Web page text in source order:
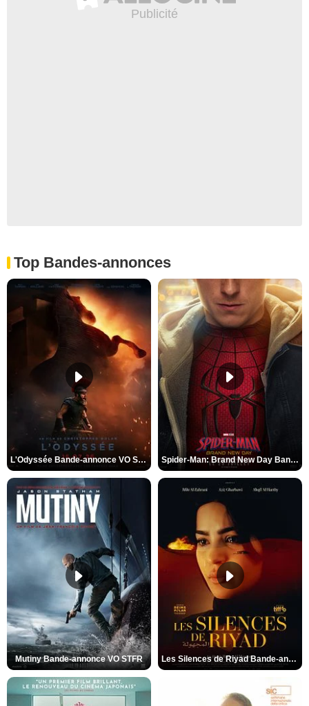
Top Bandes-annonces
L'Odyssée Bande-annonce VO STFR Spider-Man: Brand New Day Bande-annonce VO STFR
Mutiny Bande-annonce VO STFR Les Silences de Riyad Bande-annonce VO STFR